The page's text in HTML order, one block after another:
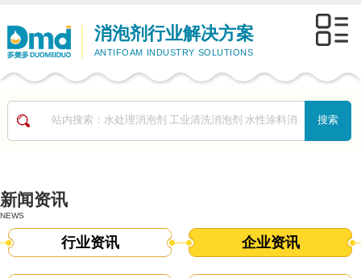
消泡剂行业解决方案
ANTIFOAM INDUSTRY SOLUTIONS
新闻资讯
NEWS
行业资讯 企业资讯